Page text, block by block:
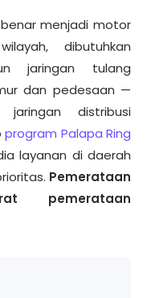
menjadi motor
dibutuhkan
jaringan tulang
dan pedesaan —
distribusi
program Palapa Ring
layanan di daerah
Pemerataan
pemerataan